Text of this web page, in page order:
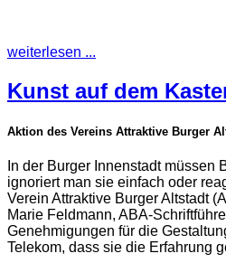
weiterlesen ...
Kunst auf dem
Aktion des Vereins Attraktive Burger
In der Burger Innenstadt
ignoriert man sie einfach oder
Verein Attraktive Burger Altstadt
Marie Feldmann, ABA-
Genehmigungen für die
Telekom, dass sie die Erfahrung